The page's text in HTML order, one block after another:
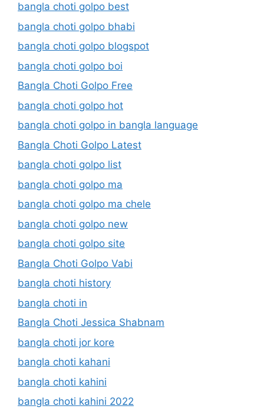
bangla choti golpo best
bangla choti golpo bhabi
bangla choti golpo blogspot
bangla choti golpo boi
Bangla Choti Golpo Free
bangla choti golpo hot
bangla choti golpo in bangla language
Bangla Choti Golpo Latest
bangla choti golpo list
bangla choti golpo ma
bangla choti golpo ma chele
bangla choti golpo new
bangla choti golpo site
Bangla Choti Golpo Vabi
bangla choti history
bangla choti in
Bangla Choti Jessica Shabnam
bangla choti jor kore
bangla choti kahani
bangla choti kahini
bangla choti kahini 2022